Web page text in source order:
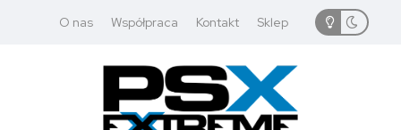
O nas Współpraca Kontakt Sklep